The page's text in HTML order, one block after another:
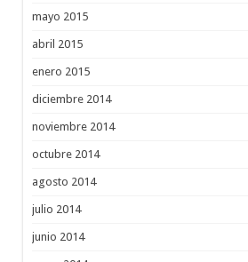
mayo 2015
abril 2015
enero 2015
diciembre 2014
noviembre 2014
octubre 2014
agosto 2014
julio 2014
junio 2014